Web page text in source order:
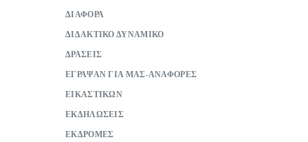
ΔΙΑΦΟΡΑ
ΔΙΔΑΚΤΙΚΟ ΔΥΝΑΜΙΚΟ
ΔΡΑΣΕΙΣ
ΕΓΡΑΨΑΝ ΓΙΑ ΜΑΣ-ΑΝΑΦΟΡΕΣ
ΕΙΚΑΣΤΙΚΩΝ
ΕΚΔΗΛΩΣΕΙΣ
ΕΚΔΡΟΜΕΣ